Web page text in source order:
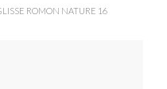
ROMON NATURE 16